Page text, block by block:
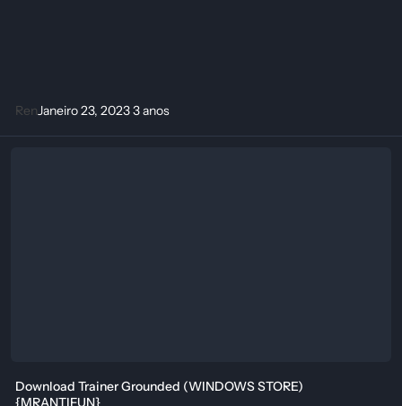
RenJaneiro 23, 20233 anos
Download Trainer Grounded (WINDOWS STORE)
{MRANTIFUN}